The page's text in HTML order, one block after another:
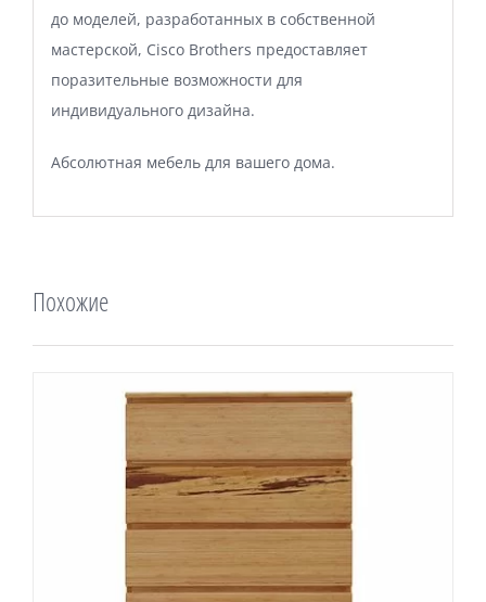
до моделей, разработанных в собственной
мастерской, Cisco Brothers предоставляет
поразительные возможности для
индивидуального дизайна.
Абсолютная мебель для вашего дома.
Похожие